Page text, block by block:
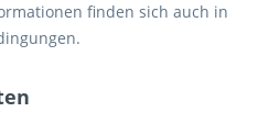
finden sich auch in